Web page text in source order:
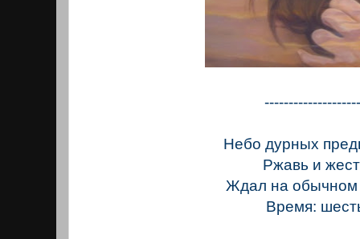
Небо дурных
Ржавь и
Ждал на обычном
Время: